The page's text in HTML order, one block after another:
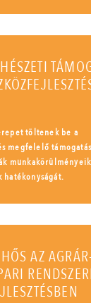
töltenek be a
megfelelő
AZ AGRÁR-